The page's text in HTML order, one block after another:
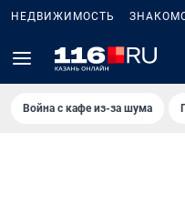
НЕДВИЖИМОСТЬ
Война с кафе из-за шума